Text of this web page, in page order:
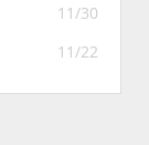
11/30
11/22